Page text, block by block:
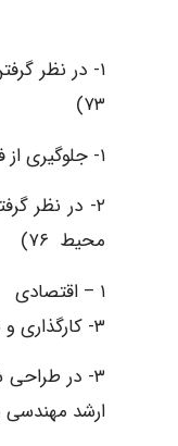
۱- در نظر
۷۳)
۱- جلوگیری از فرسایش ۲- جلوگیری از عمق زیاد ۳- جلوگیری از رسوب گذاری ۴- جلوگیری از نشت
۲- در نظر
محیط ۷۶)
۱ – اقتصادی ۲- تأمین سرعت خود شستشویی
۳- کارگذاری و نصب آسانتر ۴- جلوگیری از گرفتگی
۳- در
ارشد مهندسی